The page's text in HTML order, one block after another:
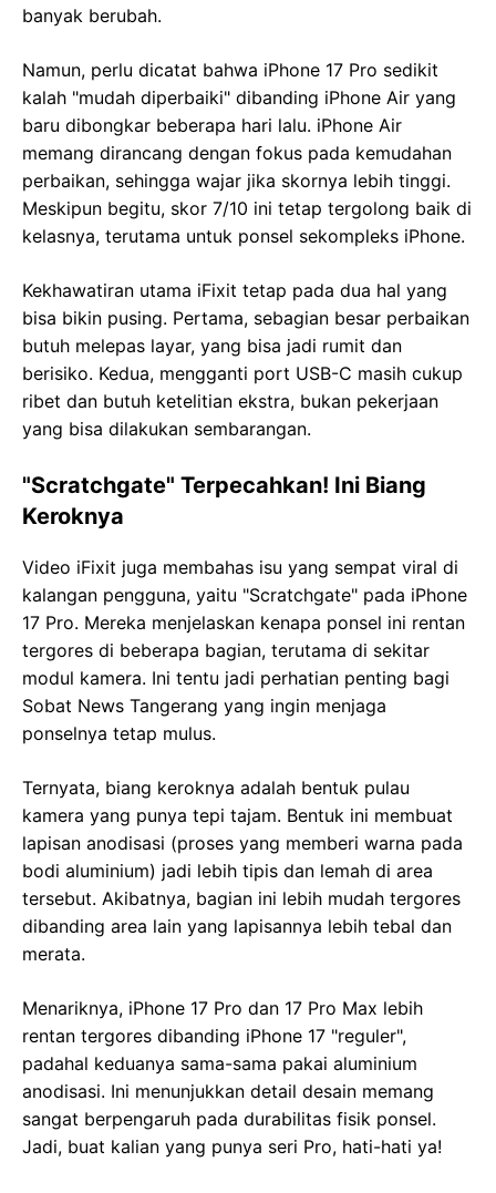
banyak berubah.
Namun, perlu dicatat bahwa iPhone 17 Pro sedikit
kalah "mudah diperbaiki" dibanding iPhone Air yang
baru dibongkar beberapa hari lalu. iPhone Air
memang dirancang dengan fokus pada kemudahan
perbaikan, sehingga wajar jika skornya lebih tinggi.
Meskipun begitu, skor 7/10 ini tetap tergolong baik di
kelasnya, terutama untuk ponsel sekompleks iPhone.
Kekhawatiran utama iFixit tetap pada dua hal yang
bisa bikin pusing. Pertama, sebagian besar perbaikan
butuh melepas layar, yang bisa jadi rumit dan
berisiko. Kedua, mengganti port USB-C masih cukup
ribet dan butuh ketelitian ekstra, bukan pekerjaan
yang bisa dilakukan sembarangan.
"Scratchgate" Terpecahkan! Ini Biang
Keroknya
Video iFixit juga membahas isu yang sempat viral di
kalangan pengguna, yaitu "Scratchgate" pada iPhone
17 Pro. Mereka menjelaskan kenapa ponsel ini rentan
tergores di beberapa bagian, terutama di sekitar
modul kamera. Ini tentu jadi perhatian penting bagi
Sobat News Tangerang yang ingin menjaga
ponselnya tetap mulus.
Ternyata, biang keroknya adalah bentuk pulau
kamera yang punya tepi tajam. Bentuk ini membuat
lapisan anodisasi (proses yang memberi warna pada
bodi aluminium) jadi lebih tipis dan lemah di area
tersebut. Akibatnya, bagian ini lebih mudah tergores
dibanding area lain yang lapisannya lebih tebal dan
merata.
Menariknya, iPhone 17 Pro dan 17 Pro Max lebih
rentan tergores dibanding iPhone 17 "reguler",
padahal keduanya sama-sama pakai aluminium
anodisasi. Ini menunjukkan detail desain memang
sangat berpengaruh pada durabilitas fisik ponsel.
Jadi, buat kalian yang punya seri Pro, hati-hati ya!